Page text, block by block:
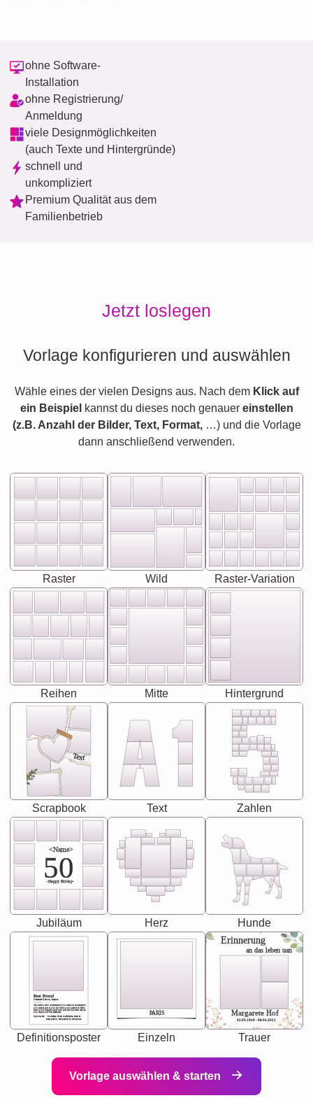
ohne Software-
Installation
ohne Registrierung/
Anmeldung
viele Designmöglichkeiten
(auch Texte und Hintergründe)
schnell und
unkompliziert
Premium Qualität aus dem
Familienbetrieb
Jetzt loslegen
Vorlage konfigurieren und auswählen
Wähle eines der vielen Designs aus. Nach dem Klick auf
ein Beispiel kannst du dieses noch genauer einstellen
(z.B. Anzahl der Bilder, Text, Format,…) und die Vorlage
dann anschließend verwenden.
Raster Wild Raster-Variation
Reihen Mitte Hintergrund
Text
Scrapbook Text Zahlen
<Name>
50
-Happy Birday-
Jubiläum Herz Hunde
Best Friend
[<NAME>] Noun, feminie
Synonyms: Soulmate, closet confidante, sister at
heart person, life partner in adventure.
The person who understands you without explanation
you accepts just as you are. She's your partner in life's,
chaos your biggest supporter, and the one with whom
you share your best memories.
Definitionsposter
PARIS
Einzeln
Erinnerung
an das leben uan
Margarete Hof
02.05.1940 - 08.04.2021
Trauer
Vorlage auswählen & starten